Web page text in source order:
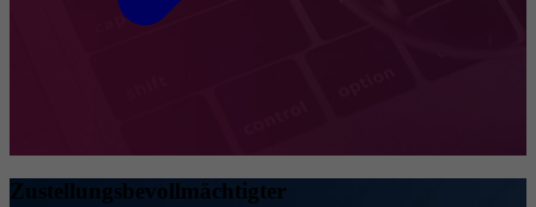
Zustellungsbevollmächtigter